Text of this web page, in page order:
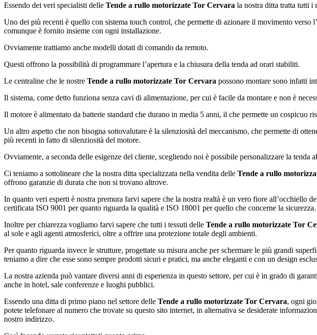
Essendo dei veri specialisti delle Tende a rullo motorizzate Tor Cervara la nostra ditta tratta tutti i
Uno dei più recenti è quello con sistema touch control, che permette di azionare il movimento
comunque è fornito insieme con ogni installazione.
Ovviamente trattiamo anche modelli dotati di comando da remoto.
Questi offrono la possibilità di programmare l’apertura e la chiusura della tenda ad orari stabiliti.
Le centraline che le nostre Tende a rullo motorizzate Tor Cervara possono montare sono infatti
Il sistema, come detto funziona senza cavi di alimentazione, per cui è facile da montare e non è
Il motore è alimentato da batterie standard che durano in media 5 anni, il che permette un cospicuo
Un altro aspetto che non bisogna sottovalutare è la silenziosità del meccanismo, che permette di
più recenti in fatto di silenziosità del motore.
Ovviamente, a seconda delle esigenze del cliente, scegliendo noi è possibile personalizzare la
Ci teniamo a sottolineare che la nostra ditta specializzata nella vendita delle Tende a rullo
offrono garanzie di durata che non si trovano altrove.
In quanto veri esperti è nostra premura farvi sapere che la nostra realtà è un vero fiore
certificata ISO 9001 per quanto riguarda la qualità e ISO 18001 per quello che concerne la sicurezza.
Inoltre per chiarezza vogliamo farvi sapere che tutti i tessuti delle Tende a rullo motorizzate Tor
al sole e agli agenti atmosferici, oltre a offrire una protezione totale degli ambienti.
Per quanto riguarda invece le strutture, progettate su misura anche per schermare le più grandi
teniamo a dire che esse sono sempre prodotti sicuri e pratici, ma anche eleganti e con un design
La nostra azienda può vantare diversi anni di esperienza in questo settore, per cui è in grado di
anche in hotel, sale conferenze e luoghi pubblici.
Essendo una ditta di primo piano nel settore delle Tende a rullo motorizzate Tor Cervara, ogni
potete telefonare al numero che trovate su questo sito internet, in alternativa se desiderate
nostro indirizzo.